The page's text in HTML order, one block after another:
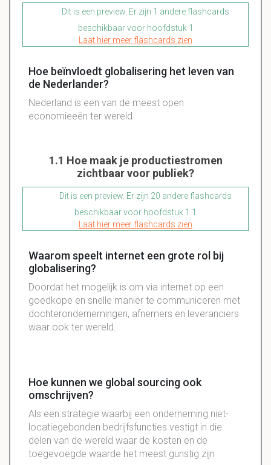
Dit is een preview. Er zijn 1 andere flashcards
beschikbaar voor hoofdstuk 1
Laat hier meer flashcards zien
Hoe beïnvloedt globalisering het leven van
de Nederlander?
Nederland is een van de meest open
economieeën ter wereld
1.1 Hoe maak je productiestromen
zichtbaar voor publiek?
Dit is een preview. Er zijn 20 andere flashcards
beschikbaar voor hoofdstuk 1.1
Laat hier meer flashcards zien
Waarom speelt internet een grote rol bij
globalisering?
Doordat het mogelijk is om via internet op een
goedkope en snelle manier te communiceren met
dochterondernemingen, afnemers en leveranciers
waar ook ter wereld.
Hoe kunnen we global sourcing ook
omschrijven?
Als een strategie waarbij een onderneming niet-
locatiegebonden bedrijfsfuncties vestigt in die
delen van de wereld waar de kosten en de
toegevoegde waarde het meest gunstig zijn